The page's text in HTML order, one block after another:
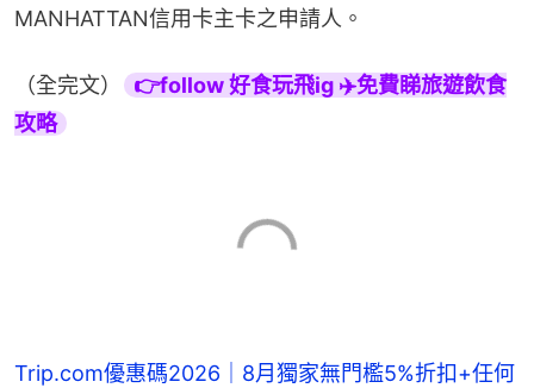
MANHATTAN信用卡主卡之申請人。
（全完文）
👉follow 好食玩飛ig ✈️免費睇旅遊飲食
攻略
Trip.com優惠碼2026｜8月獨家無門檻5%折扣+任何